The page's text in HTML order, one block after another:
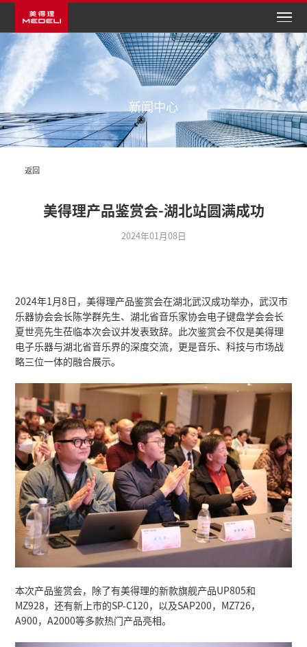
新闻中心
美得理产品鉴赏会-湖北站
2024年01月08日
2024年1月8日，美得理产品鉴赏会在湖北武
乐器协会会长陈学群先生、湖北省音乐家协会
夏世亮先生莅临本次会议并发表致辞。此次鉴
电子乐器与湖北省音乐界的深度交流，更是音
略三位一体的融合展示。